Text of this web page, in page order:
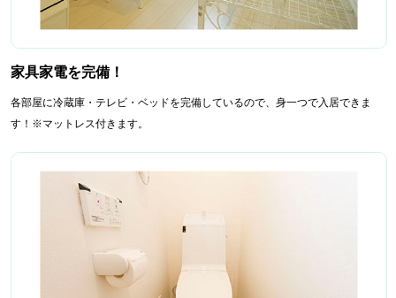
家具家電を完備！
各部屋に冷蔵庫・テレビ・ベッドを完備しているので、身一つで入居できま
す！※マットレス付きます。